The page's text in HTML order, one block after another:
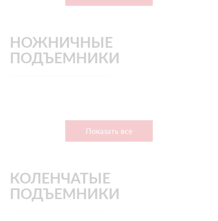
НОЖНИЧНЫЕ
ПОДЪЕМНИКИ
Показать все
КОЛЕНЧАТЫЕ
ПОДЪЕМНИКИ